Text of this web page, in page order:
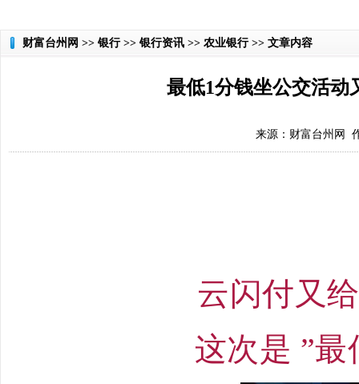
财富台州网 >> 银行 >> 银行资讯 >> 农业银行 >> 文章内容
最低1分钱坐公交活动
来源：财富台州网
云闪付又
这次是 ”最